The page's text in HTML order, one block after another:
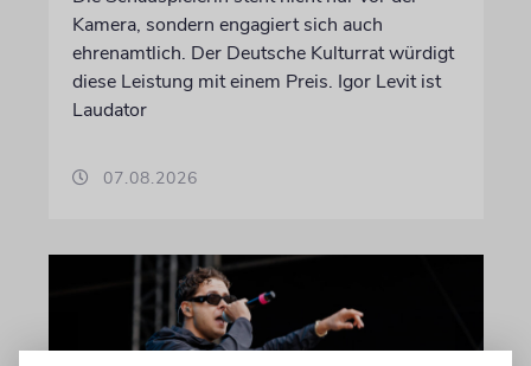
Kamera, sondern engagiert sich auch
ehrenamtlich. Der Deutsche Kulturrat würdigt
diese Leistung mit einem Preis. Igor Levit ist
Laudator
07.08.2026